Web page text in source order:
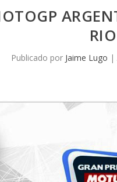
Publicado por Jaime Lugo |